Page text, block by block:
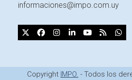
informaciones@impo.com.uy
X Facebook
Instagram
LinkedInYouTube
RSS
Copyright IMPO. - Todos los